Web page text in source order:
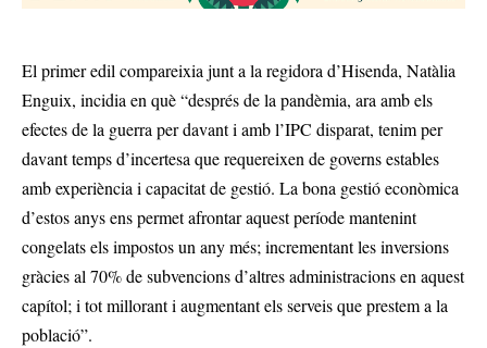
El primer edil compareixia junt a la regidora d’Hisenda, Natàlia
Enguix, incidia en què “després de la pandèmia, ara amb els
efectes de la guerra per davant i amb l’IPC disparat, tenim per
davant temps d’incertesa que requereixen de governs estables
amb experiència i capacitat de gestió. La bona gestió econòmica
d’estos anys ens permet afrontar aquest període mantenint
congelats els impostos un any més; incrementant les inversions
gràcies al 70% de subvencions d’altres administracions en aquest
capítol; i tot millorant i augmentant els serveis que prestem a la
població”.